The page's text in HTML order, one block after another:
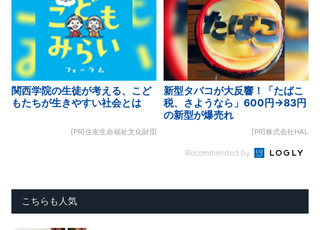
関西学院の生徒が考える、こど
もたちが生きやすい社会とは
[PR]住友生命福祉文化財団
新型タバコが大反響！「たばこ
税、さようなら」600円→83円
の新型が爆売れ
[PR]株式会社HAL
Recommended by
こちらも人気